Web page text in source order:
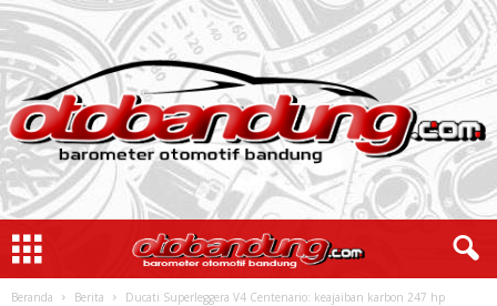
Beranda Berita Ducati Superleggera V4 Centenario: keajaiban karbon 247 hp